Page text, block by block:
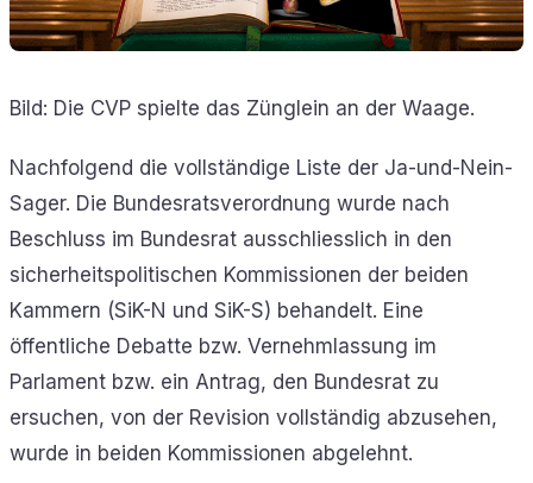
Bild: Die CVP spielte das Zünglein an der Waage.
Nachfolgend die vollständige Liste der Ja-und-Nein-
Sager. Die Bundesratsverordnung wurde nach
Beschluss im Bundesrat ausschliesslich in den
sicherheitspolitischen Kommissionen der beiden
Kammern (SiK-N und SiK-S) behandelt. Eine
öffentliche Debatte bzw. Vernehmlassung im
Parlament bzw. ein Antrag, den Bundesrat zu
ersuchen, von der Revision vollständig abzusehen,
wurde in beiden Kommissionen abgelehnt.